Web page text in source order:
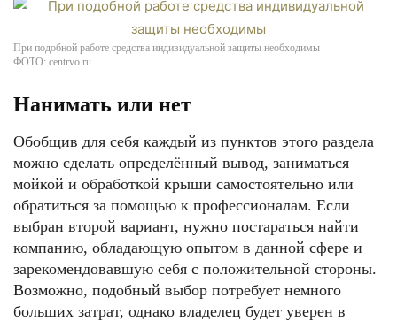
При подобной работе средства индивидуальной защиты необходимы
ФОТО: centrvo.ru
Нанимать или нет
Обобщив для себя каждый из пунктов этого раздела
можно сделать определённый вывод, заниматься
мойкой и обработкой крыши самостоятельно или
обратиться за помощью к профессионалам. Если
выбран второй вариант, нужно постараться найти
компанию, обладающую опытом в данной сфере и
зарекомендовавшую себя с положительной стороны.
Возможно, подобный выбор потребует немного
больших затрат, однако владелец будет уверен в